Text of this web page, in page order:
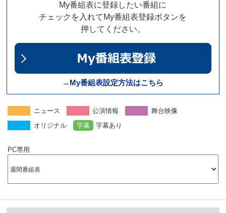
My番組表に登録したい番組に
チェックを入れてMy番組表登録ボタンを
押してください。
→My番組表設定方法はこちら
ニュース 公演情報
舞台映像
オリジナル
字幕 字幕あり
PC専用